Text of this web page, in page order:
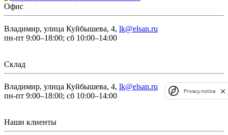
Офис
Владимир, улица Куйбышева, 4, lk@elsan.ru
пн-пт 9:00–18:00; сб 10:00–14:00
Склад
Владимир, улица Куйбышева, 4, lk@elsan.ru
пн-пт 9:00–18:00; сб 10:00–14:00
Наши клиенты
Privacy notice